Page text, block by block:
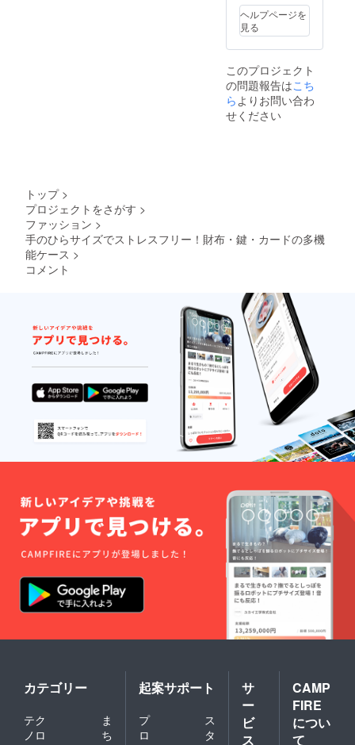
(イタリ
ア産牛
革) 生
産:日本
ヘルプページを
見る
このプロジェクト
の問題報告はこち
ら よりお問い合わ
せください
トップ >
プロジェクトをさがす >
ファッション >
手のひらサイズでストレスフリー！財布・鍵・カードの多機
能ケース >
コメント
カテゴリー
テク
ノロ
ま
ち
起案サポート
プ
ロ
ス
タ
サ
ー
ビ
ス
CAMP
FIRE
につい
て